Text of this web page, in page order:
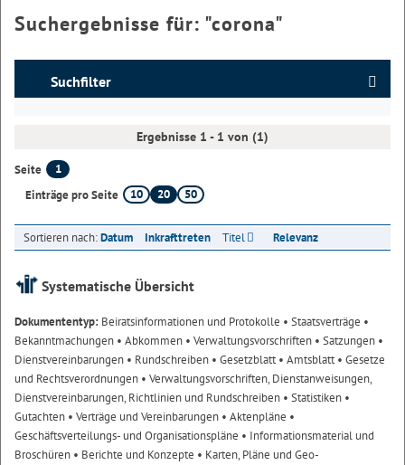
Suchergebnisse für: "corona"
Suchfilter
Ergebnisse 1 - 1 von (1)
Seite
1
Einträge pro Seite
10 20 50
Sortieren nach:Datum Inkrafttreten Titel Relevanz
Systematische Übersicht
Dokumententyp: Beiratsinformationen und Protokolle • Staatsverträge •
Bekanntmachungen • Abkommen • Verwaltungsvorschriften • Satzungen •
Dienstvereinbarungen • Rundschreiben • Gesetzblatt• Amtsblatt• Gesetze
und Rechtsverordnungen • Verwaltungsvorschriften, Dienstanweisungen,
Dienstvereinbarungen, Richtlinien und Rundschreiben • Statistiken •
Gutachten • Verträge und Vereinbarungen • Aktenpläne •
Geschäftsverteilungs- und Organisationspläne • Informationsmaterial und
Broschüren • Berichte und Konzepte • Karten, Pläne und Geo-